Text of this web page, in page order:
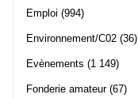
Emploi (994)
Environnement/C02 (36)
Evènements (1 149)
Fonderie amateur(67)